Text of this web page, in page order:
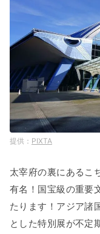
PIXTA
太宰府の裏にあるこ
有名！国宝級の重要
たります！アジア諸
とした特別展が不定